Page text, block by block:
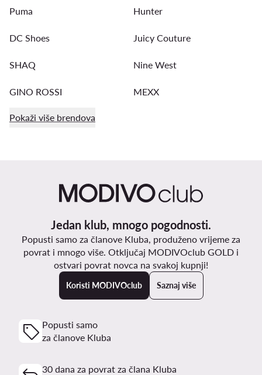
Puma Hunter
DC Shoes Juicy Couture
SHAQ Nine West
GINO ROSSI MEXX
Pokaži više brendova
Jedan klub, mnogo pogodnosti.
Popusti samo za članove Kluba, produženo vrijeme za
povrat i mnogo više. Otključaj MODIVOclub GOLD i
ostvari povrat novca na svakoj kupnji!
Koristi MODIVOclub Saznaj više
Popusti samo
za članove Kluba
30 dana za povrat za člana Kluba